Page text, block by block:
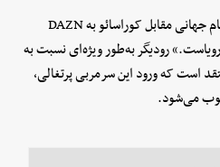
او پس از اولین بازی تیم ملی‌اش در جام جهانی مقابل کوراسائو به DAZN
رودیگر به‌طور ویژه‌ای نسبت به
است که ورود این سرمربی پرتغالی،
می‌شود.